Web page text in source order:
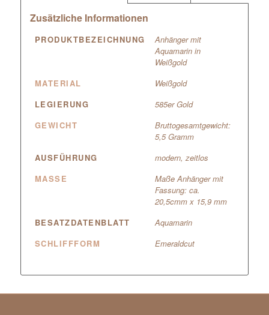
Zusätzliche Informationen
PRODUKTBEZEICHNUNG
Anhänger mit
Aquamarin in
Weißgold
MATERIAL
Weißgold
LEGIERUNG
585er Gold
GEWICHT
Bruttogesamtgewicht:
5,5 Gramm
AUSFÜHRUNG
modern, zeitlos
MASSE
Maße Anhänger mit
Fassung: ca.
20,5cmm x 15,9 mm
BESATZDATENBLATT
Aquamarin
SCHLIFFFORM
Emeraldcut